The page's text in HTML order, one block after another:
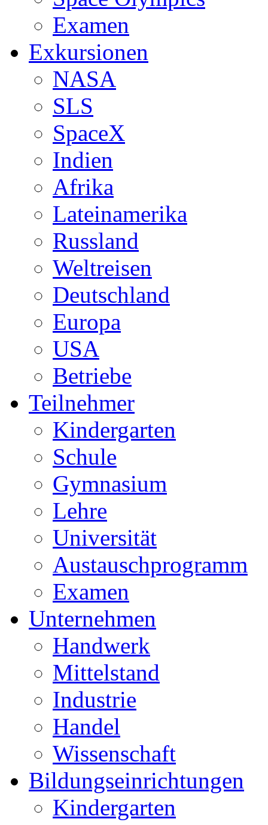
Examen
Exkursionen
NASA
SLS
SpaceX
Indien
Afrika
Lateinamerika
Russland
Weltreisen
Deutschland
Europa
USA
Betriebe
Teilnehmer
Kindergarten
Schule
Gymnasium
Lehre
Universität
Austauschprogramm
Examen
Unternehmen
Handwerk
Mittelstand
Industrie
Handel
Wissenschaft
Bildungseinrichtungen
Kindergarten